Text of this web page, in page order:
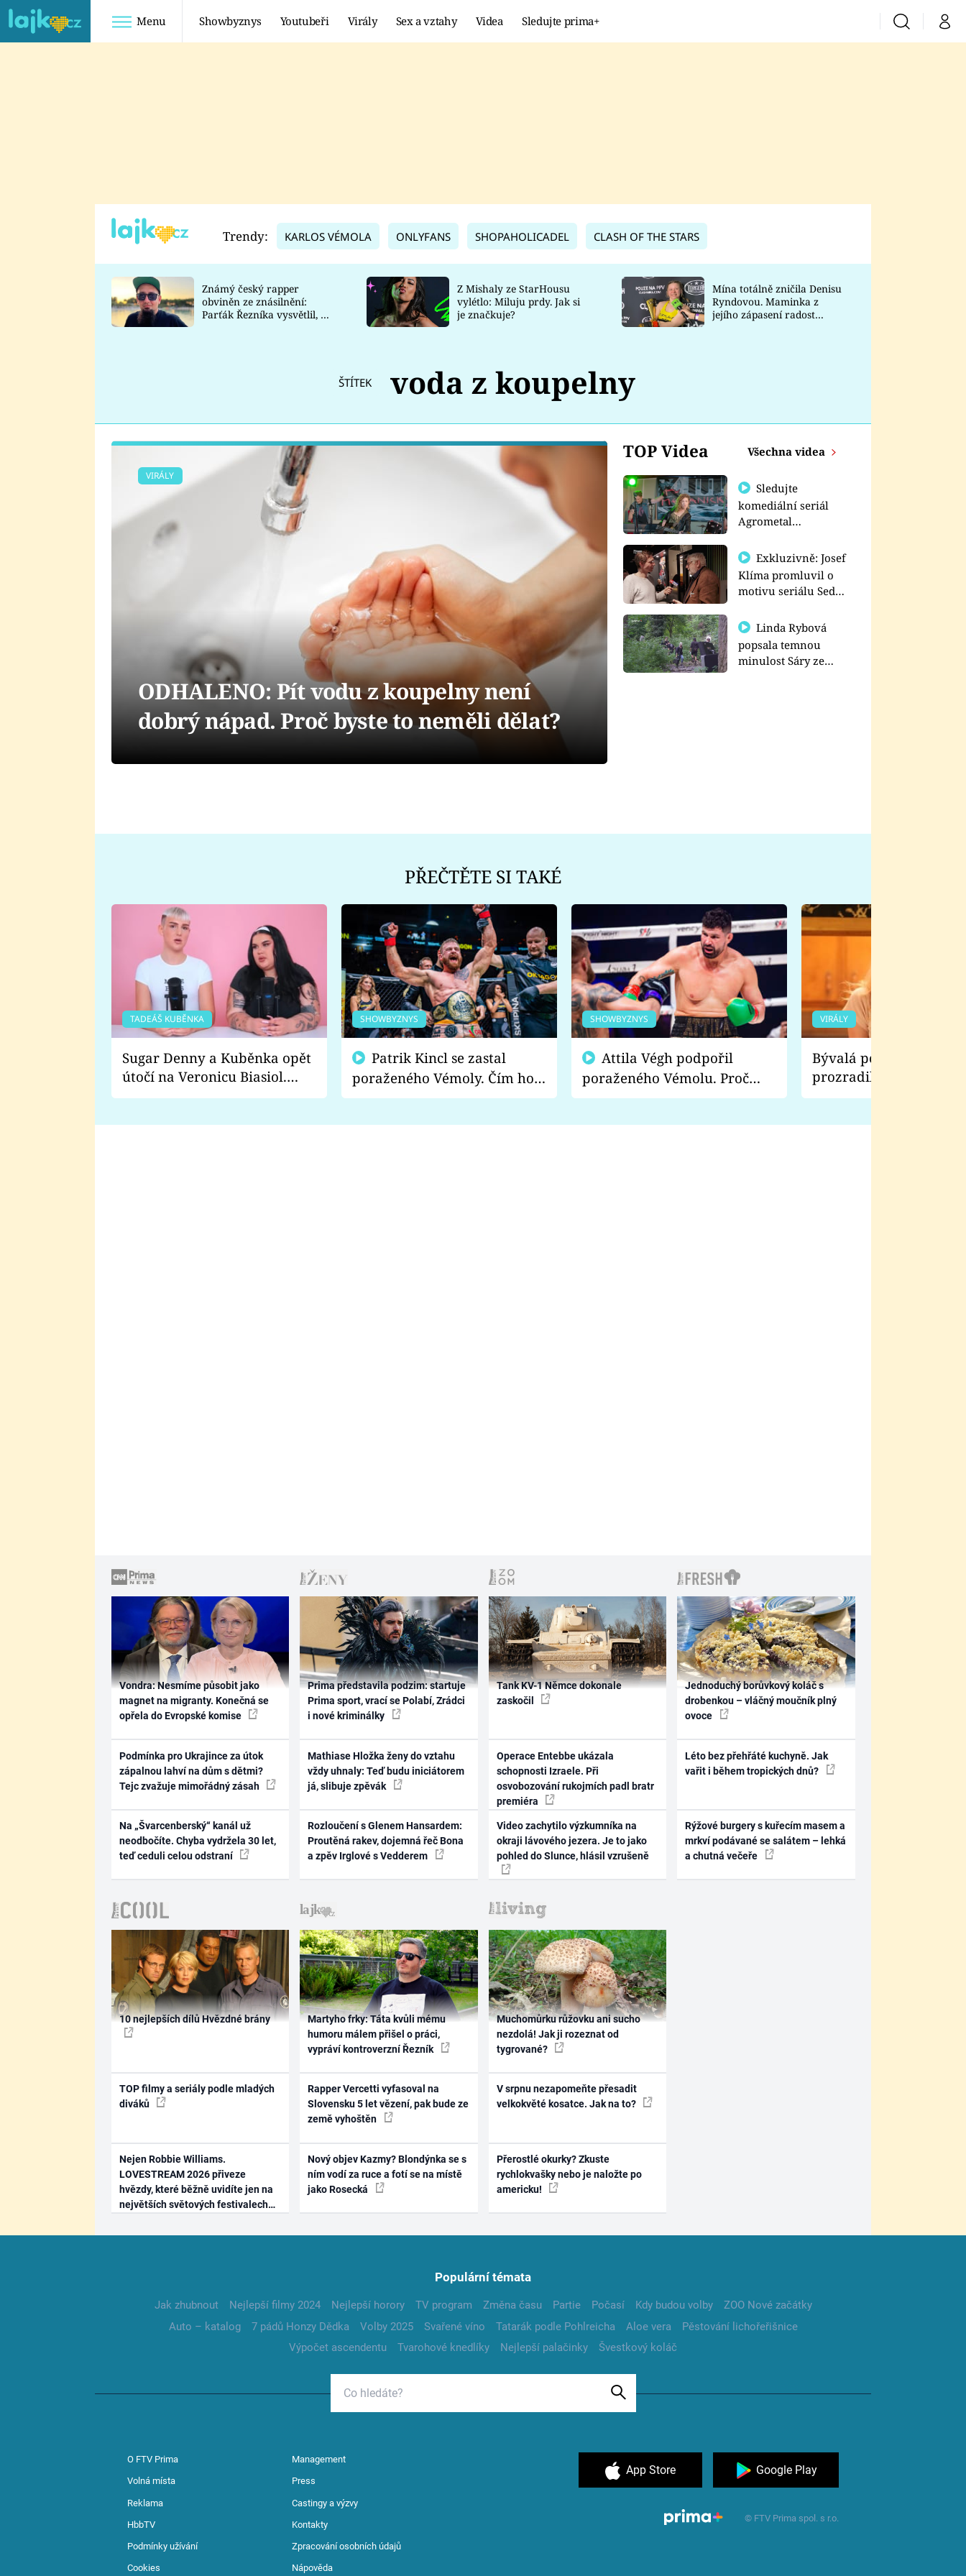
Menu Showbyznys Youtubeři Virály Sex a vztahy Videa Sledujte prima+ VyhledáváníMůj
TADEÁŠ KUBĚNKA
DATEL
Prima Lajk
Sledujte nás
Trendy: KARLOS VÉMOLA ONLYFANS SHOPAHOLICADEL CLASH OF THE STARS
Známý český rapper
obviněn ze znásilnění:
Parťák Řezníka vysvětlil, co
Z Mishaly ze StarHousu
vylétlo: Miluju prdy. Jak si
je značkuje?
Mína totálně zničila Denisu
Ryndovou. Maminka z
jejího zápasení radost
ŠTÍTEK voda z koupelny
TOP Videa Všechna videa
Sledujte
komediální seriál
Agrometal
prima+
Exkluzivně: Josef
Klíma promluvil o
motivu seriálu Sedm
Linda Rybová
popsala temnou
minulost Sáry ze
VIRÁLY
ODHALENO: Pít vodu z koupelny není
dobrý nápad. Proč byste to neměli dělat?
PŘEČTĚTE SI TAKÉ
TADEÁŠ KUBĚNKA
Sugar Denny a Kuběnka opět
útočí na Veronicu Biasiol.
Proč je podle nich falešná a
SHOWBYZNYS
poraženého Vémoly. Čím ho
fanoušci naštvali?
SHOWBYZNYS
poraženého Vémolu. Proč
chce raději zápasit s ním než
VIRÁLY
Bývalá pornoherečka
prozradila, co ji
natáčení Euforie.
Vondra: Nesmíme působit jako
magnet na migranty. Konečná se
opřela do Evropské komise
Podmínka pro Ukrajince za útok
zápalnou lahví na dům s dětmi?
Tejc zvažuje mimořádný zásah
Na „Švarcenberský“ kanál už
neodbočíte. Chyba vydržela 30 let,
teď ceduli celou odstraní
Prima představila podzim: startuje
Prima sport, vrací se Polabí, Zrádci
i nové kriminálky
Mathiase Hložka ženy do vztahu
vždy uhnaly: Teď budu iniciátorem
já, slibuje zpěvák
Rozloučení s Glenem Hansardem:
Proutěná rakev, dojemná řeč Bona
a zpěv Irglové s Vedderem
Tank KV-1 Němce dokonale
zaskočil
Operace Entebbe ukázala
schopnosti Izraele. Při
osvobozování rukojmích padl bratr
premiéra
Video zachytilo výzkumníka na
okraji lávového jezera. Je to jako
pohled do Slunce, hlásil vzrušeně
Jednoduchý borůvkový koláč s
drobenkou – vláčný moučník plný
ovoce
Léto bez přehřáté kuchyně. Jak
vařit i během tropických dnů?
Rýžové burgery s kuřecím masem a
mrkví podávané se salátem – lehká
a chutná večeře
10 nejlepších dílů Hvězdné brány
TOP filmy a seriály podle mladých
diváků
Nejen Robbie Williams.
LOVESTREAM 2026 přiveze
hvězdy, které běžně uvidíte jen na
největších světových festivalech
Martyho frky: Táta kvůli mému
humoru málem přišel o práci,
vypráví kontroverzní Řezník
Rapper Vercetti vyfasoval na
Slovensku 5 let vězení, pak bude ze
země vyhoštěn
Nový objev Kazmy? Blondýnka se s
ním vodí za ruce a fotí se na místě
jako Rosecká
Muchomůrku růžovku ani sucho
nezdolá! Jak ji rozeznat od
tygrované?
V srpnu nezapomeňte přesadit
velkokvěté kosatce. Jak na to?
Přerostlé okurky? Zkuste
rychlokvašky nebo je naložte po
americku!
Populární témata
Jak zhubnout Nejlepší filmy 2024 Nejlepší horory TV program Změna času Partie Počasí Kdy budou volby
ZOO Nové začátky
Auto – katalog
7 pádů Honzy Dědka Volby 2025 Svařené víno Tatarák podle Pohlreicha Aloe vera
Pěstování lichořeřišnice
Výpočet ascendentu
Tvarohové knedlíky Nejlepší palačinky Švestkový koláč
O FTV Prima Management
Volná místa Press
Reklama Castingy a výzvy
HbbTV Kontakty
Podmínky užívání Zpracování osobních údajů
Cookies Nápověda
App Store Google Play
© FTV Prima spol. s r.o.